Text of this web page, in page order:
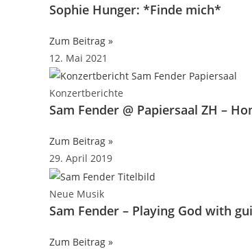
Sophie Hunger: *Finde mich*
Zum Beitrag »
12. Mai 2021
Konzertberichte
Sam Fender @ Papiersaal ZH –
Zum Beitrag »
29. April 2019
Neue Musik
Sam Fender – Playing God with
Zum Beitrag »